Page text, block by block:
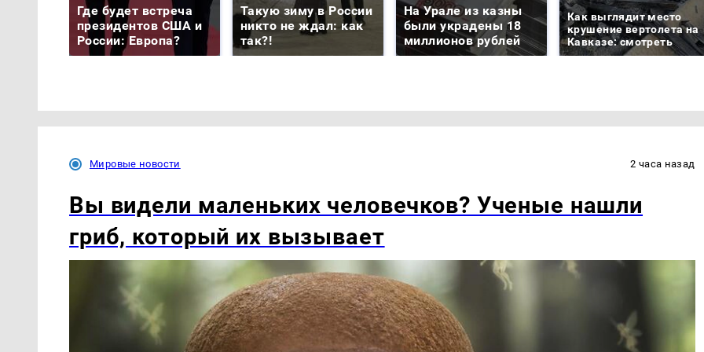
Где будет встреча
президентов США и
России: Европа?
Такую зиму в России
никто не ждал: как
так?!
На Урале из казны
были украдены 18
миллионов рублей
Как выглядит место
крушение вертолета на
Кавказе: смотреть
Мировые новости 2 часа назад
Вы видели маленьких человечков? Ученые нашли
гриб, который их вызывает